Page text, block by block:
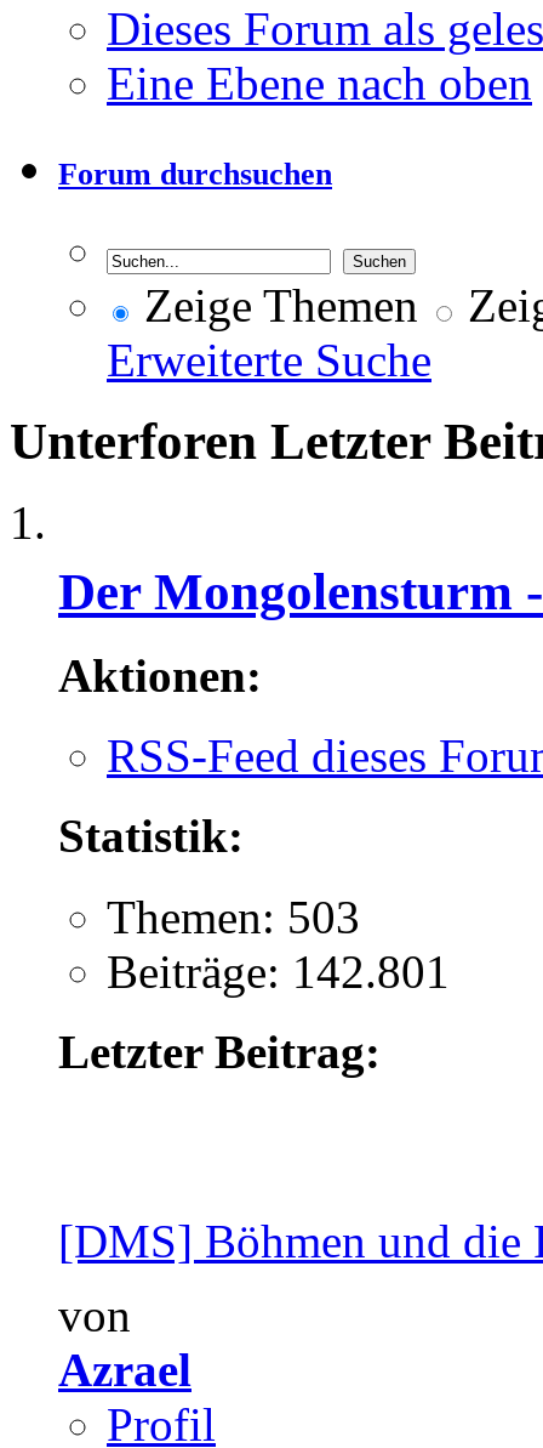
Dieses Forum als
Eine Ebene nach oben
Forum durchsuchen
Zeige Themen
Erweiterte Suche
Unterforen Letzter
Der Mongolensturm
Aktionen:
RSS-Feed dieses
Statistik:
Themen: 503
Beiträge: 142.801
Letzter Beitrag:
[DMS] Böhmen und die
von
Azrael
Profil